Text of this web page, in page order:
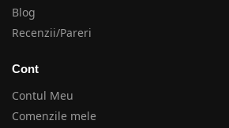
Blog
Recenzii/Pareri
Cont
Contul Meu
Comenzile mele